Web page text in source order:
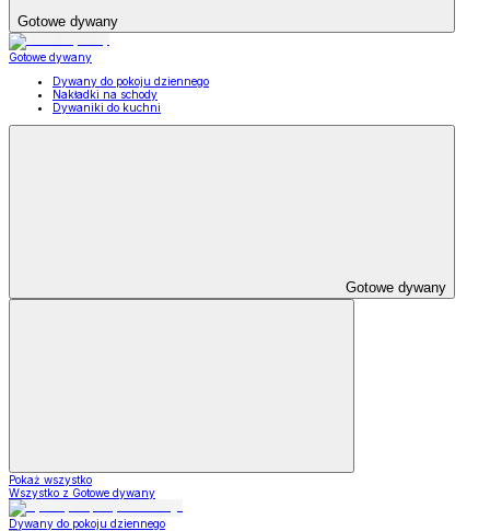
Gotowe dywany
Gotowe dywany
Dywany do pokoju dziennego
Nakładki na schody
Dywaniki do kuchni
Gotowe dywany
Pokaż wszystko
Wszystko z Gotowe dywany
Dywany do pokoju dziennego